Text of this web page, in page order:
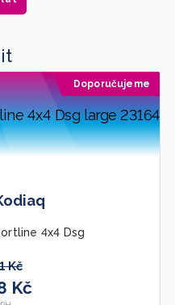
Doporučujeme
4x4 Dsg
Kč
Kč